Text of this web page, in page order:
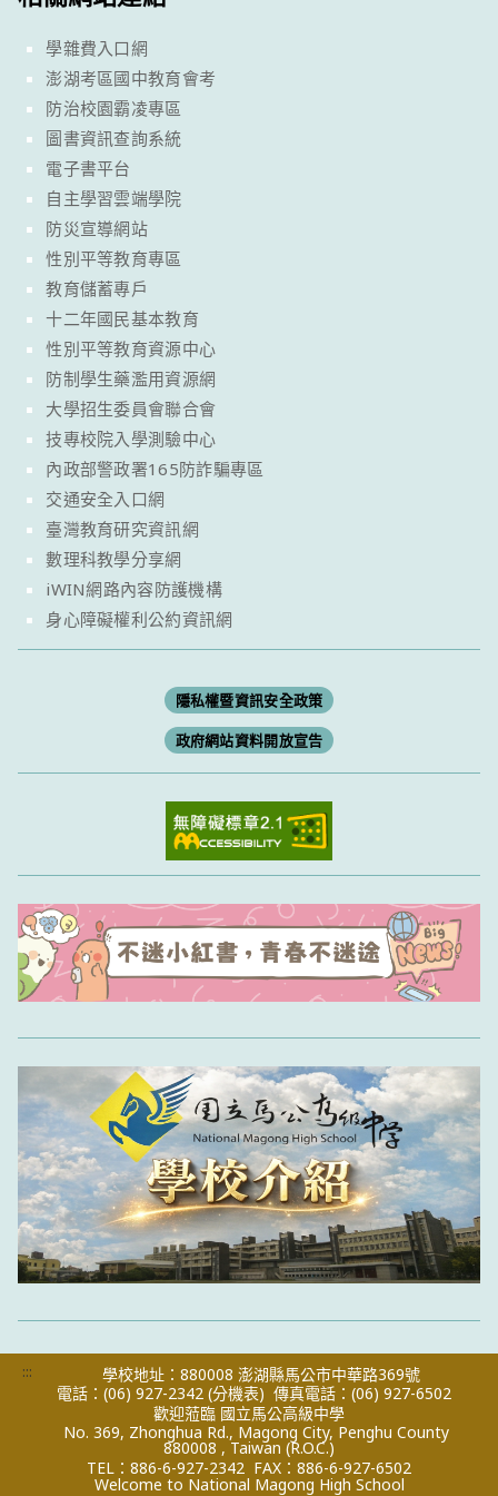
學雜費入口網
澎湖考區國中教育會考
防治校園霸凌專區
圖書資訊查詢系統
電子書平台
自主學習雲端學院
防災宣導網站
性別平等教育專區
教育儲蓄專戶
十二年國民基本教育
性別平等教育資源中心
防制學生藥濫用資源網
大學招生委員會聯合會
技專校院入學測驗中心
內政部警政署165防詐騙專區
交通安全入口網
臺灣教育研究資訊網
數理科教學分享網
iWIN網路內容防護機構
身心障礙權利公約資訊網
隱私權暨資訊安全政策
政府網站資料開放宣告
:::
學校地址：880008 澎湖縣馬公市中華路369號
電話：(06) 927-2342 (分機表) 傳真電話：(06) 927-6502
歡迎蒞臨 國立馬公高級中學
No. 369, Zhonghua Rd., Magong City, Penghu County
880008 , Taiwan (R.O.C.)
TEL：886-6-927-2342 FAX：886-6-927-6502
Welcome to National Magong High School